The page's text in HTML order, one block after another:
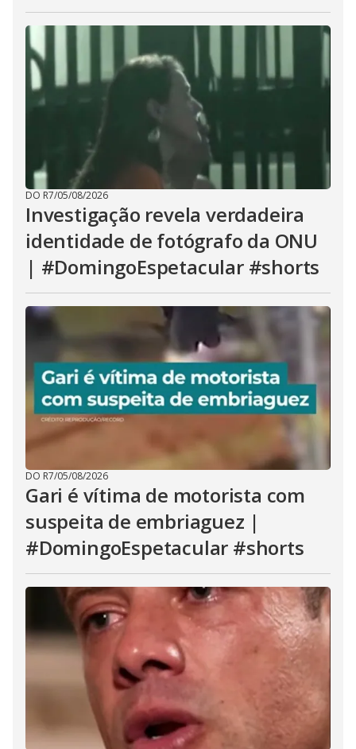
DO R7/05/08/2026
Investigação revela verdadeira
identidade de fotógrafo da ONU
| #DomingoEspetacular #shorts
DO R7/05/08/2026
Gari é vítima de motorista com
suspeita de embriaguez |
#DomingoEspetacular #shorts